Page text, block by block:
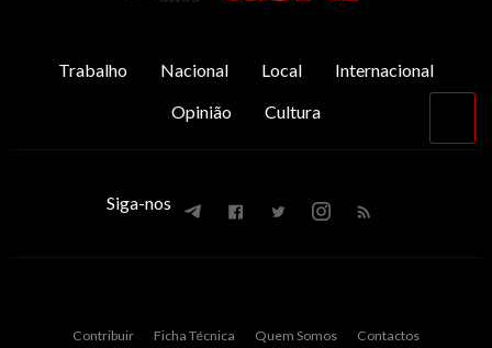
Trabalho Nacional Local
Internacional
Opinião
Cultura
Siga-nos
Contribuir Ficha Técnica Quem Somos Contactos